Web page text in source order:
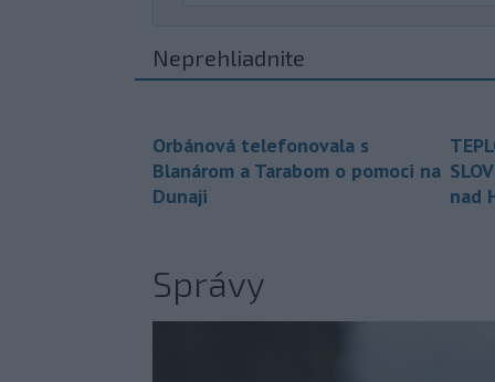
Neprehliadnite
Orbánová telefonovala s
Blanárom a Tarabom o pomoci na
Dunaji
nad
Správy